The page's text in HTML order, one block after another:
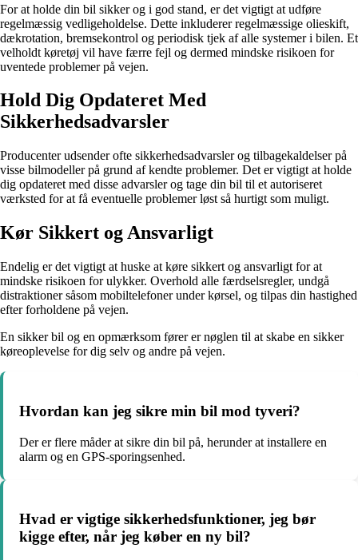
For at holde din bil sikker og i god stand, er det vigtigt at udføre
regelmæssig vedligeholdelse. Dette inkluderer regelmæssige olieskift,
dækrotation, bremsekontrol og periodisk tjek af alle systemer i bilen. Et
velholdt køretøj vil have færre fejl og dermed mindske risikoen for
uventede problemer på vejen.
Hold Dig Opdateret Med
Sikkerhedsadvarsler
Producenter udsender ofte sikkerhedsadvarsler og tilbagekaldelser på
visse bilmodeller på grund af kendte problemer. Det er vigtigt at holde
dig opdateret med disse advarsler og tage din bil til et autoriseret
værksted for at få eventuelle problemer løst så hurtigt som muligt.
Kør Sikkert og Ansvarligt
Endelig er det vigtigt at huske at køre sikkert og ansvarligt for at
mindske risikoen for ulykker. Overhold alle færdselsregler, undgå
distraktioner såsom mobiltelefoner under kørsel, og tilpas din hastighed
efter forholdene på vejen.
En sikker bil og en opmærksom fører er nøglen til at skabe en sikker
køreoplevelse for dig selv og andre på vejen.
Hvordan kan jeg sikre min bil mod tyveri?
Der er flere måder at sikre din bil på, herunder at installere en
alarm og en GPS-sporingsenhed.
Hvad er vigtige sikkerhedsfunktioner, jeg bør
kigge efter, når jeg køber en ny bil?